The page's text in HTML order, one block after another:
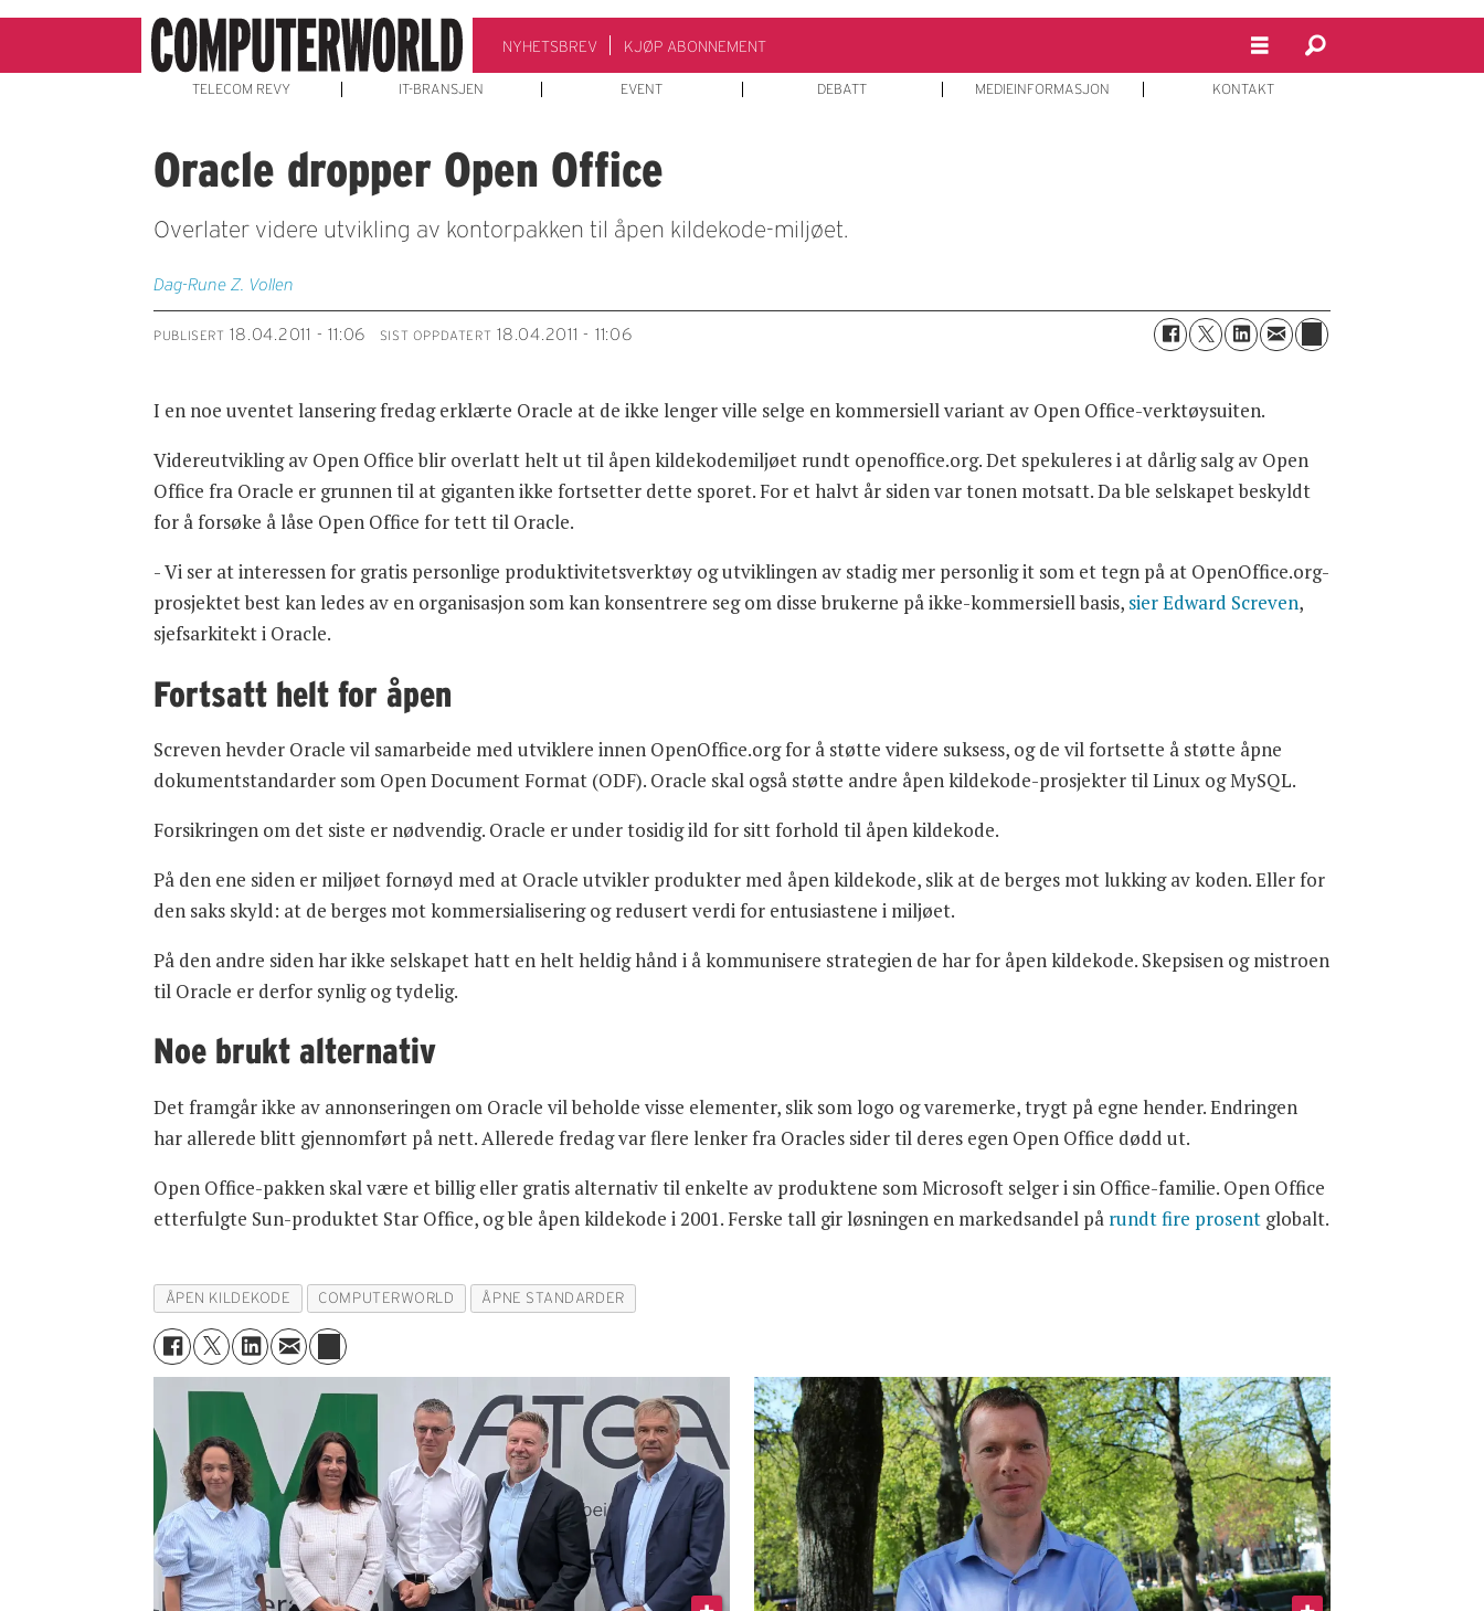
NYHETSBREV KJØP ABONNEMENT
TELECOM REVY IT-BRANSJEN EVENT DEBATT MEDIEINFORMASJON KONTAKT
Oracle dropper Open Office
Overlater videre utvikling av kontorpakken til åpen kildekode-miljøet.
Dag-Rune Z. Vollen
PUBLISERT 18.04.2011 - 11:06 SIST OPPDATERT 18.04.2011 - 11:06
I en noe uventet lansering fredag erklærte Oracle at de ikke lenger ville selge en kommersiell variant av Open Office-verktøysuiten.
Videreutvikling av Open Office blir overlatt helt ut til åpen kildekodemiljøet rundt openoffice.org. Det spekuleres i at dårlig salg av Open
Office fra Oracle er grunnen til at giganten ikke fortsetter dette sporet. For et halvt år siden var tonen motsatt. Da ble selskapet beskyldt
for å forsøke å låse Open Office for tett til Oracle.
- Vi ser at interessen for gratis personlige produktivitetsverktøy og utviklingen av stadig mer personlig it som et tegn på at OpenOffice.org-
prosjektet best kan ledes av en organisasjon som kan konsentrere seg om disse brukerne på ikke-kommersiell basis, sier Edward Screven,
sjefsarkitekt i Oracle.
Fortsatt helt for åpen
Screven hevder Oracle vil samarbeide med utviklere innen OpenOffice.org for å støtte videre suksess, og de vil fortsette å støtte åpne
dokumentstandarder som Open Document Format (ODF). Oracle skal også støtte andre åpen kildekode-prosjekter til Linux og MySQL.
Forsikringen om det siste er nødvendig. Oracle er under tosidig ild for sitt forhold til åpen kildekode.
På den ene siden er miljøet fornøyd med at Oracle utvikler produkter med åpen kildekode, slik at de berges mot lukking av koden. Eller for
den saks skyld: at de berges mot kommersialisering og redusert verdi for entusiastene i miljøet.
På den andre siden har ikke selskapet hatt en helt heldig hånd i å kommunisere strategien de har for åpen kildekode. Skepsisen og mistroen
til Oracle er derfor synlig og tydelig.
Noe brukt alternativ
Det framgår ikke av annonseringen om Oracle vil beholde visse elementer, slik som logo og varemerke, trygt på egne hender. Endringen
har allerede blitt gjennomført på nett. Allerede fredag var flere lenker fra Oracles sider til deres egen Open Office dødd ut.
Open Office-pakken skal være et billig eller gratis alternativ til enkelte av produktene som Microsoft selger i sin Office-familie. Open Office
etterfulgte Sun-produktet Star Office, og ble åpen kildekode i 2001. Ferske tall gir løsningen en markedsandel på rundt fire prosent globalt.
ÅPEN KILDEKODE COMPUTERWORLD ÅPNE STANDARDER